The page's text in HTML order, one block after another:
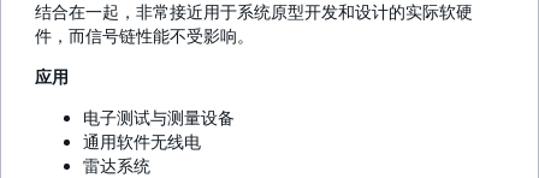
结合在一起，非常接近用于系统原型开发和设计的实际软硬
件，而信号链性能不受影响。
应用
电子测试与测量设备
通用软件无线电
雷达系统